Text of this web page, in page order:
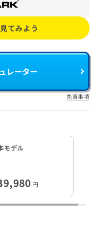
70
てみよう
レーター
免責事項
モデル
円